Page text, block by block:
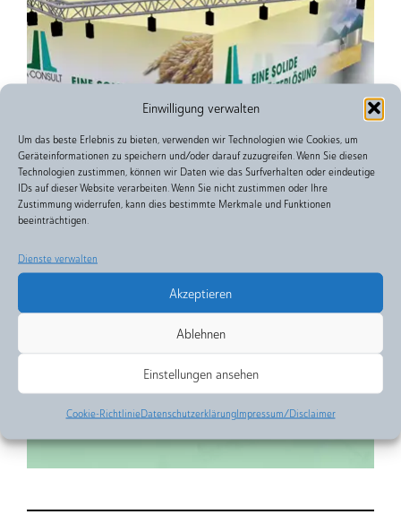
Einwilligung verwalten
Um das beste Erlebnis zu bieten, verwenden wir Technologien wie Cookies, um
Geräteinformationen zu speichern und/oder darauf zuzugreifen. Wenn Sie diesen
Technologien zustimmen, können wir Daten wie das Surfverhalten oder eindeutige
IDs auf dieser Website verarbeiten. Wenn Sie nicht zustimmen oder Ihre
Zustimmung widerrufen, kann dies bestimmte Merkmale und Funktionen
beeinträchtigen.
Dienste verwalten
Akzeptieren
Ablehnen
Einstellungen ansehen
Cookie-RichtlinieDatenschutzerklärungImpressum/Disclaimer